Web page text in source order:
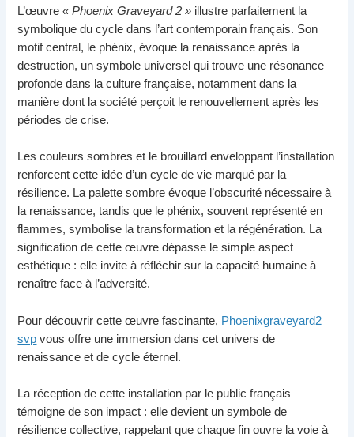
L’œuvre« Phoenix Graveyard 2 » illustre parfaitement la
symbolique du cycle dans l’art contemporain français. Son
motif central, le phénix, évoque la renaissance après la
destruction, un symbole universel qui trouve une résonance
profonde dans la culture française, notamment dans la
manière dont la société perçoit le renouvellement après les
périodes de crise.
Les couleurs sombres et le brouillard enveloppant l’installation
renforcent cette idée d’un cycle de vie marqué par la
résilience. La palette sombre évoque l’obscurité nécessaire à
la renaissance, tandis que le phénix, souvent représenté en
flammes, symbolise la transformation et la régénération. La
signification de cette œuvre dépasse le simple aspect
esthétique : elle invite à réfléchir sur la capacité humaine à
renaître face à l’adversité.
Pour découvrir cette œuvre fascinante, Phoenixgraveyard2
svp vous offre une immersion dans cet univers de
renaissance et de cycle éternel.
La réception de cette installation par le public français
témoigne de son impact : elle devient un symbole de
résilience collective, rappelant que chaque fin ouvre la voie à